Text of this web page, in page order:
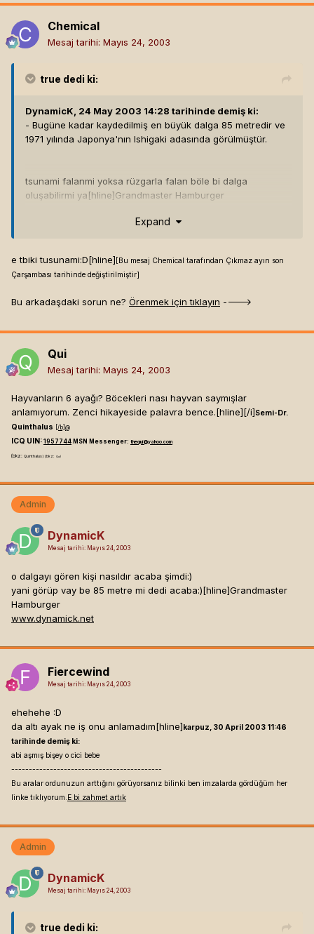
Chemical
Mesaj tarihi: Mayıs 24, 2003
true dedi ki:
DynamicK, 24 May 2003 14:28 tarihinde demiş ki:
- Bugüne kadar kaydedilmiş en büyük dalga 85 metredir ve
1971 yılında Japonya'nın Ishigaki adasında görülmüştür.
tsunami falanmi yoksa rüzgarla falan böle bi dalga
oluşabilirmi ya[hline]Grandmaster Hamburger
Expand
e tbiki tusunami:D[hline] [Bu mesaj Chemical tarafından Çıkmaz ayın son
Çarşambası tarihinde değiştirilmiştir]
Bu arkadaşdaki sorun ne? Örenmek için tıklayın ---->
Qui
Mesaj tarihi: Mayıs 24, 2003
Hayvanların 6 ayağı? Böcekleri nası hayvan saymışlar
anlamıyorum. Zenci hikayeside palavra bence.[hline][/i]Semi-Dr.
Quinthalus
[/b] @
ICQ UIN: 1957744 MSN Messenger: thequi@yahoo.com
(bkz: Quinthalus) (bkz: Qui)
Admin
DynamicK
Mesaj tarihi: Mayıs 24, 2003
o dalgayı gören kişi nasıldır acaba şimdi:)
yani görüp vay be 85 metre mi dedi acaba:)[hline]Grandmaster
Hamburger
www.dynamick.net
Fiercewind
Mesaj tarihi: Mayıs 24, 2003
ehehehe :D
da altı ayak ne iş onu anlamadım[hline]karpuz, 30 April 2003 11:46
tarihinde demiş ki:
abi aşmış bişey o cici bebe
-------------------------------------------
Bu aralar ordunuzun arttığını görüyorsanız bilinki ben imzalarda gördüğüm her
linke tıklıyorum.E bi zahmet artık
Admin
DynamicK
Mesaj tarihi: Mayıs 24, 2003
true dedi ki: